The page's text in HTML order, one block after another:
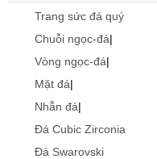
Trang sức đá quý
Chuỗi ngọc-đá|
Vòng ngọc-đá|
Mặt đá|
Nhẫn đá|
Đá Cubic Zirconia
Đá Swarovski